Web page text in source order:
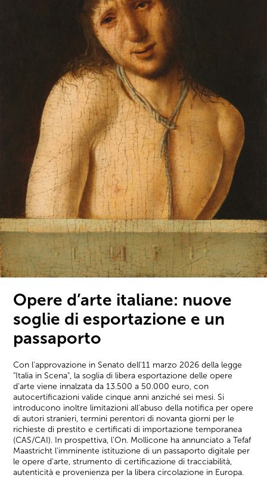
Opere d’arte italiane: nuove
soglie di esportazione e un
passaporto
Con l'approvazione in Senato dell'11 marzo 2026 della legge
"Italia in Scena", la soglia di libera esportazione delle opere
d'arte viene innalzata da 13.500 a 50.000 euro, con
autocertificazioni valide cinque anni anziché sei mesi. Si
introducono inoltre limitazioni all'abuso della notifica per opere
di autori stranieri, termini perentori di novanta giorni per le
richieste di prestito e certificati di importazione temporanea
(CAS/CAI). In prospettiva, l'On. Mollicone ha annunciato a Tefaf
Maastricht l'imminente istituzione di un passaporto digitale per
le opere d'arte, strumento di certificazione di tracciabilità,
autenticità e provenienza per la libera circolazione in Europa.